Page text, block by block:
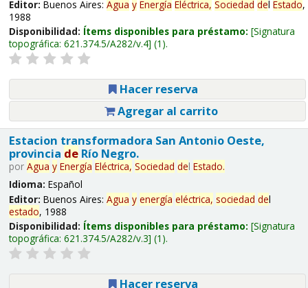
Editor: Buenos Aires: Agua y Energía Eléctrica, Sociedad del Estado,
1988
Disponibilidad: Ítems disponibles para préstamo: Signatura
topográfica: 621.374.5/A282/v.4 (1).
Hacer reserva
Agregar al carrito
Estacion transformadora San Antonio Oeste,
provincia deRío Negro.
por Agua y Energía Eléctrica, Sociedad del Estado.
Idioma: Español
Editor: Buenos Aires: Agua y energía eléctrica, sociedad del
estado, 1988
Disponibilidad: Ítems disponibles para préstamo: Signatura
topográfica: 621.374.5/A282/v.3 (1).
Hacer reserva